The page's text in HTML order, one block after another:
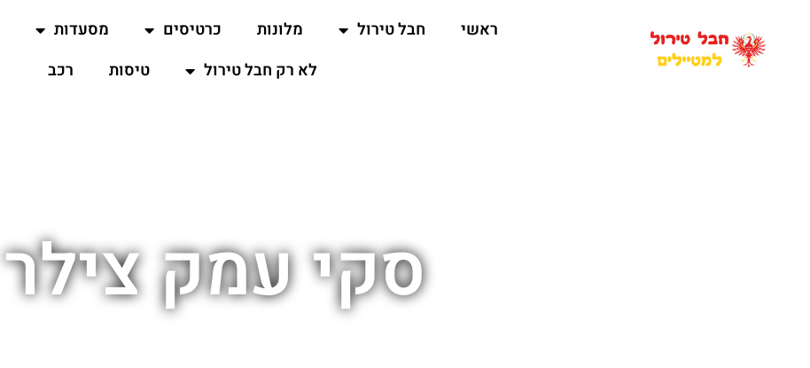
ראשי חבל טירול מלונות כרטיסים מסעדות
לא רק חבל טירול
טיסות רכב
סקי עמק צילר